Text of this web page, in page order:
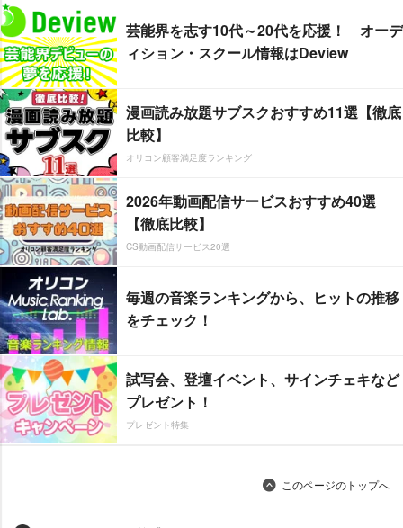
芸能界を志す10代～20代を応援！ オーデ
ィション・スクール情報はDeview
漫画読み放題サブスクおすすめ11選【徹底
比較】
オリコン顧客満足度ランキング
2026年動画配信サービスおすすめ40選
【徹底比較】
CS動画配信サービス20選
毎週の音楽ランキングから、ヒットの推移
をチェック！
試写会、登壇イベント、サインチェキなど
プレゼント！
プレゼント特集
このページのトップへ